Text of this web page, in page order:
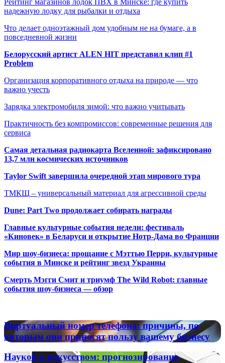
Рейтинг магазинов лодок ПВХ в Минске: где купить
надежную лодку для рыбалки и отдыха
Что делает одноэтажный дом удобным не на бумаге, а в
повседневной жизни
Белорусский артист ALEN HIT представил клип #1
Problem
Организация корпоративного отдыха на природе — что
важно учесть
Зарядка электромобиля зимой: что важно учитывать
Практичность без компромиссов: современные решения для
сервиса
Самая детальная радиокарта Вселенной: зафиксировано
13,7 млн космических источников
Taylor Swift завершила очередной этап мирового тура
ТМКЩ – универсальный материал для агрессивной среды
Dune: Part Two продолжает собирать награды
Главные культурные события недели: фестиваль
«Киновек» в Беларуси и открытие Нотр-Дама во Франции
Мир шоу-бизнеса: прощание с Мэттью Перри, культурные
события в Минске и рейтинг звезд Украины
Смерть Мэгги Смит и триумф The Wild Robot: главные
события шоу-бизнеса — обзор
Виртуальный
номер
телефона:
причины,
по
Виртуальный номер телефона: причины, по
которым они приносят пользу вашему бизнесу
Наукой
Наукой и искусством: прогнозирование